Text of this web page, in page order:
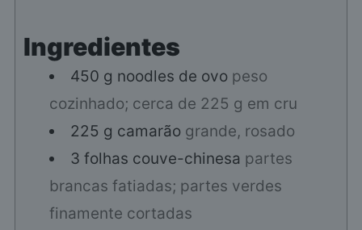
Ingredientes
450 g noodles de ovo peso
cozinhado; cerca de 225 g em cru
225 g camarão grande, rosado
3 folhas couve-chinesa partes
brancas fatiadas; partes verdes
finamente cortadas